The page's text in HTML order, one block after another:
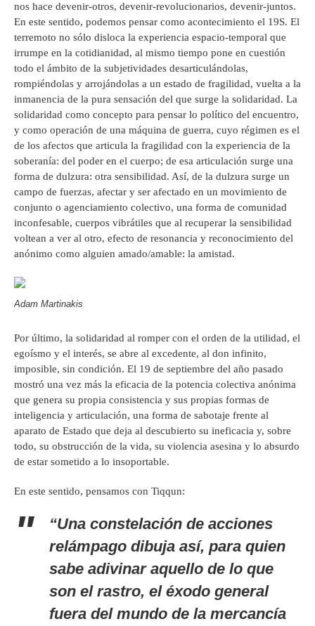
nos hace devenir-otros, devenir-revolucionarios, devenir-juntos.
En este sentido, podemos pensar como acontecimiento el 19S. El
terremoto no sólo disloca la experiencia espacio-temporal que
irrumpe en la cotidianidad, al mismo tiempo pone en cuestión
todo el ámbito de la subjetividades desarticulándolas,
rompiéndolas y arrojándolas a un estado de fragilidad, vuelta a la
inmanencia de la pura sensación del que surge la solidaridad. La
solidaridad como concepto para pensar lo político del encuentro,
y como operación de una máquina de guerra, cuyo régimen es el
de los afectos que articula la fragilidad con la experiencia de la
soberanía: del poder en el cuerpo; de esa articulación surge una
forma de dulzura: otra sensibilidad. Así, de la dulzura surge un
campo de fuerzas, afectar y ser afectado en un movimiento de
conjunto o agenciamiento colectivo, una forma de comunidad
inconfesable, cuerpos vibrátiles que al recuperar la sensibilidad
voltean a ver al otro, efecto de resonancia y reconocimiento del
anónimo como alguien amado/amable: la amistad.
Adam Martinakis
Por último, la solidaridad al romper con el orden de la utilidad, el
egoísmo y el interés, se abre al excedente, al don infinito,
imposible, sin condición. El 19 de septiembre del año pasado
mostró una vez más la eficacia de la potencia colectiva anónima
que genera su propia consistencia y sus propias formas de
inteligencia y articulación, una forma de sabotaje frente al
aparato de Estado que deja al descubierto su ineficacia y, sobre
todo, su obstrucción de la vida, su violencia asesina y lo absurdo
de estar sometido a lo insoportable.
En este sentido, pensamos con Tiqqun:
“Una constelación de acciones
relámpago dibuja así, para quien
sabe adivinar aquello de lo que
son el rastro, el éxodo general
fuera del mundo de la mercancía